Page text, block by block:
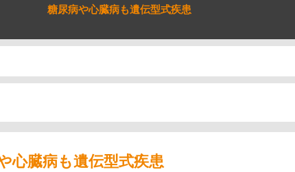
糖尿病や心臓病も遺伝型式疾患
心臓病も遺伝型式疾患